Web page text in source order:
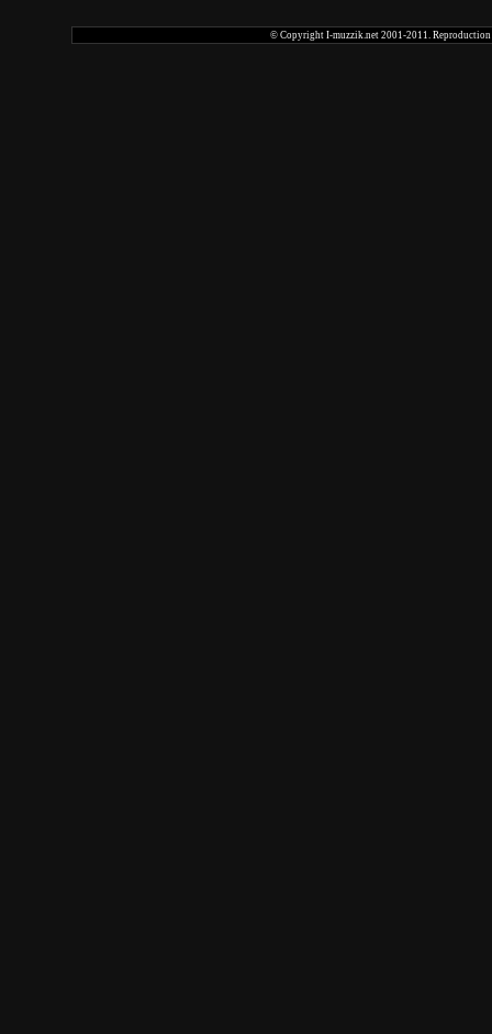
© Copyright I-muzzik.net 2001-2011. Reproduction